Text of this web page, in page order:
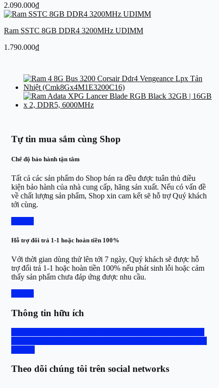
2.090.000₫
Ram SSTC 8GB DDR4 3200MHz UDIMM
1.790.000₫
Tự tin mua sắm cùng Shop
Chế độ bảo hành tận tâm
Tất cả các sản phẩm do Shop bán ra đều được tuân thủ điều
kiện bảo hành của nhà cung cấp, hãng sản xuất. Nếu có vấn đề
về chất lượng sản phẩm, Shop xin cam kết sẽ hỗ trợ Quý khách
tới cùng.
Hỗ trợ đổi trả 1-1 hoặc hoàn tiền 100%
Với thời gian dùng thử lên tới 7 ngày, Quý khách sẽ được hỗ
trợ đổi trả 1-1 hoặc hoàn tiền 100% nếu phát sinh lỗi hoặc cảm
thấy sản phẩm chưa đáp ứng được nhu cầu.
Thông tin hữu ích
Theo dõi chúng tôi trên social networks